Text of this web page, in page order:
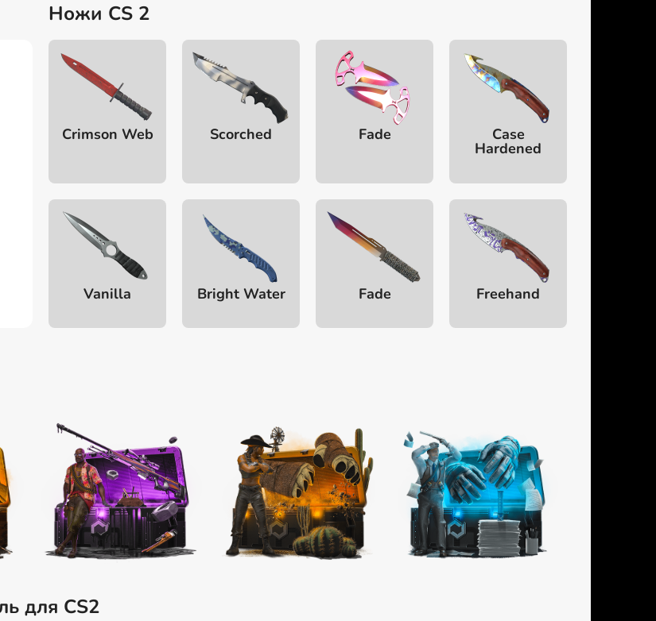
Ножи CS 2
Crimson Web Scorched Fade Case
Hardened
Vanilla Bright Water Fade Freehand
для CS2